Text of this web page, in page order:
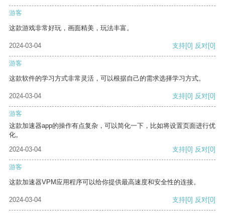
游客
这款游戏非常好玩，画面精美，玩法丰富。
2024-03-04 支持[0] 反对[0]
游客
这款软件的学习方式非常灵活，可以根据自己的需求选择学习方式。
2024-03-04 支持[0] 反对[0]
游客
这款加速器app的操作有点复杂，可以简化一下，比如将设置页面进行优
化。
2024-03-04
支持[0] 反对[0]
游客
这款加速器VPM应用程序可以给你提供最高速度和安全性的连接。
2024-03-04 支持[0] 反对[0]